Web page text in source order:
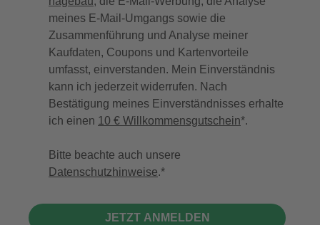
meines E-Mail-Umgangs sowie die
Zusammenführung und Analyse meiner
Kaufdaten, Coupons und Kartenvorteile
umfasst, einverstanden. Mein Einverständnis
kann ich jederzeit widerrufen. Nach
Bestätigung meines Einverständnisses erhalte
ich einen 10 € Willkommensgutschein*.
Bitte beachte auch unsere
Datenschutzhinweise.
JETZT ANMELDEN